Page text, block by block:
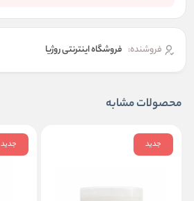
فروشنده: فروشگاه اینترنتی روژیا
محصولات مشابه
جدید جدید